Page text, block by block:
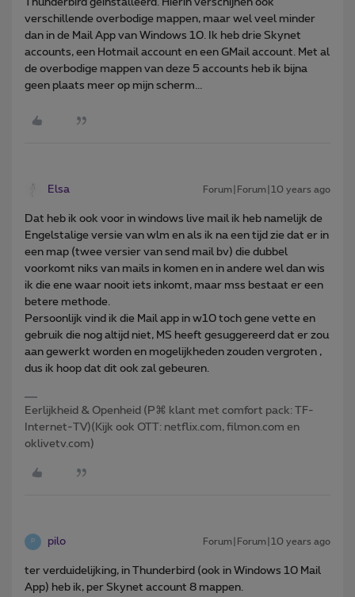
verschillende overbodige mappen, maar wel veel minder
dan in de Mail App van Windows 10. Ik heb drie Skynet
accounts, een Hotmail account en een GMail account. Met al
de overbodige mappen van deze 5 accounts heb ik bijna
geen plaats meer op mijn scherm...
Elsa Forum|Forum|10 years ago
Dat heb ik ook voor in windows live mail ik heb namelijk de
Engelstalige versie van wlm en als ik na een tijd zie dat er in
een map (twee versier van send mail bv) die dubbel
voorkomt niks van mails in komen en in andere wel dan wis
ik die ene waar nooit iets inkomt, maar mss bestaat er een
betere methode.
Persoonlijk vind ik die Mail app in w10 toch gene vette en
gebruik die nog altijd niet, MS heeft gesuggereerd dat er zou
aan gewerkt worden en mogelijkheden zouden vergroten ,
dus ik hoop dat dit ook zal gebeuren.
Eerlijkheid & Openheid (P⌘ klant met comfort pack: TF-
Internet-TV)(Kijk ook OTT: netflix.com, filmon.com en
oklivetv.com)
P pilo Forum|Forum|10 years ago
ter verduidelijking, in Thunderbird (ook in Windows 10 Mail
App) heb ik, per Skynet account 8 mappen.